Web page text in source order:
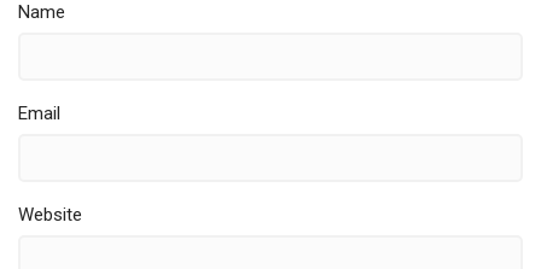
Name
Email
Website